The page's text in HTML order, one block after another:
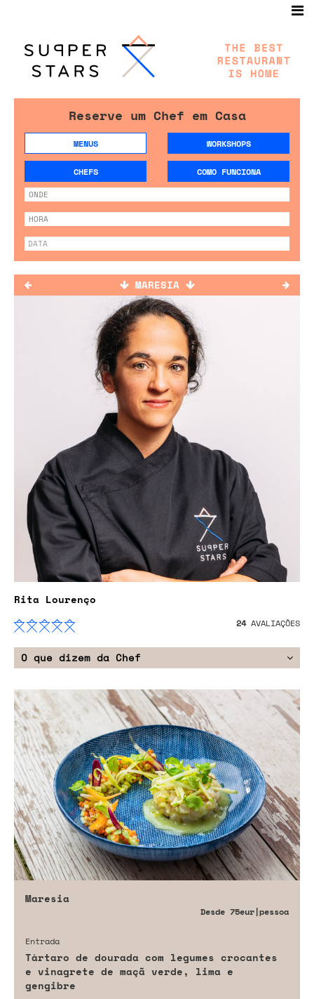
Reserve um Chef em Casa
MENUS WORKSHOPS
CHEFS COMO FUNCIONA
MARESIA
Rita Lourenço
24AVALIAÇÕES
O que dizem da Chef
Maresia
Desde 75eur|pessoa
Entrada
Tártaro de dourada com legumes crocantes
e vinagrete de maçã verde, lima e
gengibre